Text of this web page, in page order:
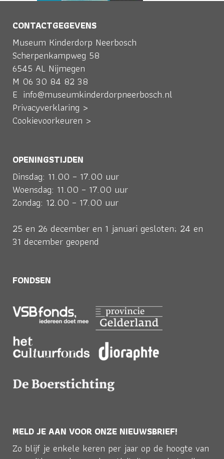
CONTACTGEGEVENS
Museum Kinderdorp Neerbosch
Scherpenkampweg 58
6545 AL Nijmegen
M 06 30 84 82 38
E info@museumkinderdorpneerbosch.nl
Privacyverklaring >
Cookievoorkeuren >
OPENINGSTIJDEN
Dinsdag: 11.00 – 17.00 uur
Woensdag: 11.00 – 17.00 uur
Zondag: 12.00 – 17.00 uur
25 en 26 december en 1 januari gesloten; 24 en
31 december geopend
FONDSEN
MELD JE AAN VOOR ONZE NIEUWSBRIEF!
Zo blijf je enkele keren per jaar op de hoogte van